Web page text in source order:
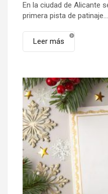
En la ciudad de Alicante
primera pista de patinaje...
Leer más